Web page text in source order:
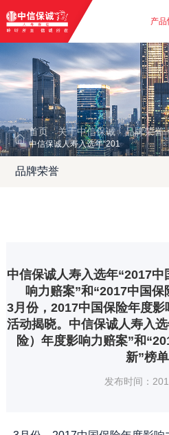
产
首页 · 关于中信保诚 · 品牌荣誉
中信保诚人寿入选年“2017中国保险
品牌荣誉
中信保诚人寿入选年“2017
响力赔案”和“2017中国
3月份，2017中国保险年度
活动揭晓。中信保诚人寿入
险）年度影响力赔案”和
新”榜单
发布时间：